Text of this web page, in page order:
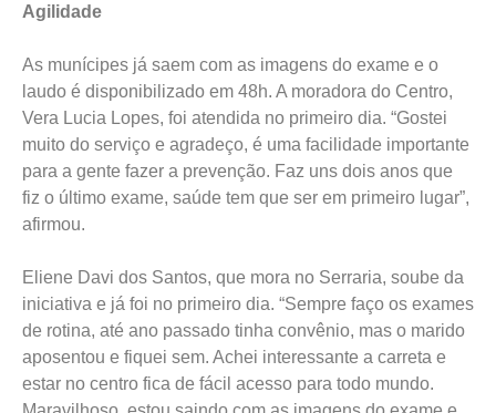
Agilidade
As munícipes já saem com as imagens do exame e o
laudo é disponibilizado em 48h. A moradora do Centro,
Vera Lucia Lopes, foi atendida no primeiro dia. “Gostei
muito do serviço e agradeço, é uma facilidade importante
para a gente fazer a prevenção. Faz uns dois anos que
fiz o último exame, saúde tem que ser em primeiro lugar”,
afirmou.
Eliene Davi dos Santos, que mora no Serraria, soube da
iniciativa e já foi no primeiro dia. “Sempre faço os exames
de rotina, até ano passado tinha convênio, mas o marido
aposentou e fiquei sem. Achei interessante a carreta e
estar no centro fica de fácil acesso para todo mundo.